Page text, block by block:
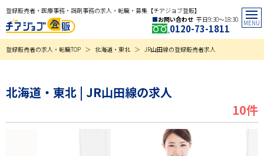
登録販売者・医療事務・調剤事務の求人・転職・募集【チアジョブ登販】
お問い合わせ 平日9:30〜18:30
0120-73-1811
登録販売者の求人・転職TOP 北海道・東北 JR山田線の登録販売者求人
北海道・東北 | JR山田線の求人
10件